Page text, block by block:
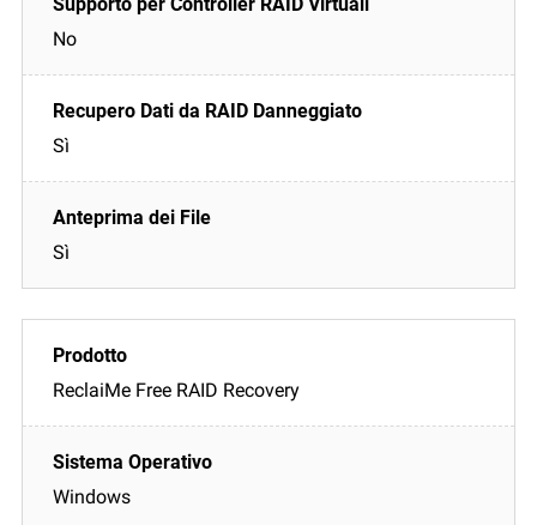
No
Sì
Sì
ReclaiMe Free RAID Recovery
Windows